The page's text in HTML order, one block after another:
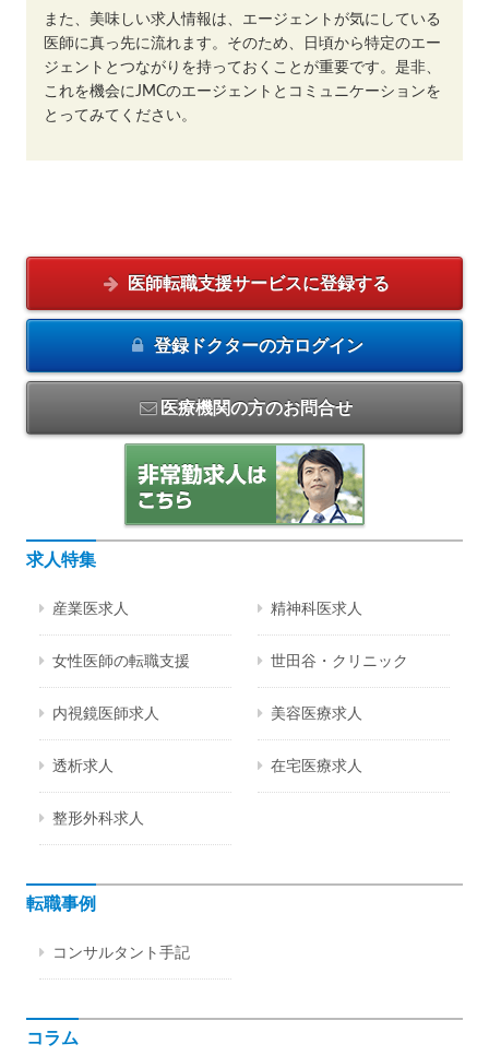
また、美味しい求人情報は、エージェントが気にしている
医師に真っ先に流れます。そのため、日頃から特定のエー
ジェントとつながりを持っておくことが重要です。是非、
これを機会にJMCのエージェントとコミュニケーションを
とってみてください。
医師転職支援サービスに登録する
登録ドクターの方ログイン
医療機関の方のお問合せ
求人特集
産業医求人 精神科医求人
女性医師の転職支援 世田谷・クリニック
内視鏡医師求人 美容医療求人
透析求人 在宅医療求人
整形外科求人
転職事例
コンサルタント手記
コラム